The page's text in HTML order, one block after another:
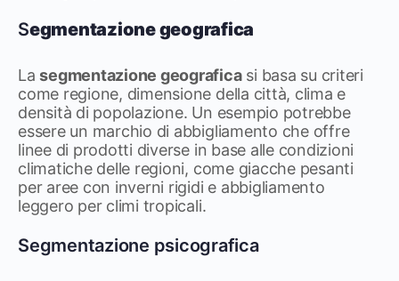
Segmentazione geografica
Lasegmentazione geograficasi basa su criteri
come regione, dimensione della città, clima e
densità di popolazione. Un esempio potrebbe
essere un marchio di abbigliamento che offre
linee di prodotti diverse in base alle condizioni
climatiche delle regioni, come giacche pesanti
per aree con inverni rigidi e abbigliamento
leggero per climi tropicali.
Segmentazione psicografica